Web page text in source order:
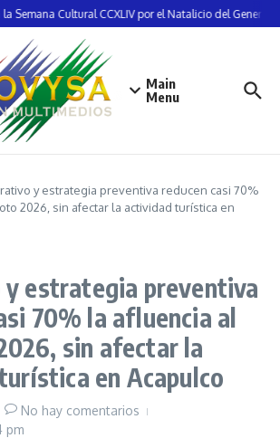
Semana Cultural CCXLIV por el Natalicio del General
Main
Menu
y estrategia preventiva reducen casi 70%
2026, sin afectar la actividad turística en
estrategia preventiva
70% la afluencia al
sin afectar la
en Acapulco
No hay comentarios
pm